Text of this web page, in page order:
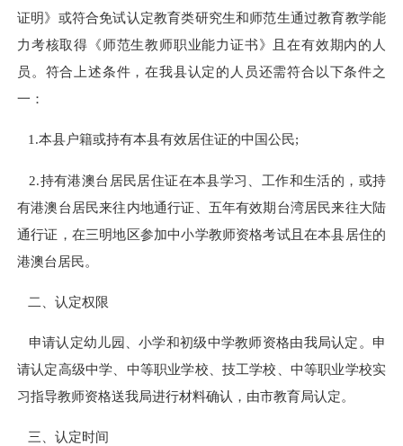
证明》或符合免试认定教育类研究生和师范生通过教育教学能
力考核取得《师范生教师职业能力证书》且在有效期内的人
员。符合上述条件，在我县认定的人员还需符合以下条件之
一：
1.本县户籍或持有本县有效居住证的中国公民;
2.持有港澳台居民居住证在本县学习、工作和生活的，或持
有港澳台居民来往内地通行证、五年有效期台湾居民来往大陆
通行证，在三明地区参加中小学教师资格考试且在本县居住的
港澳台居民。
二、认定权限
申请认定幼儿园、小学和初级中学教师资格由我局认定。申
请认定高级中学、中等职业学校、技工学校、中等职业学校实
习指导教师资格送我局进行材料确认，由市教育局认定。
三、认定时间